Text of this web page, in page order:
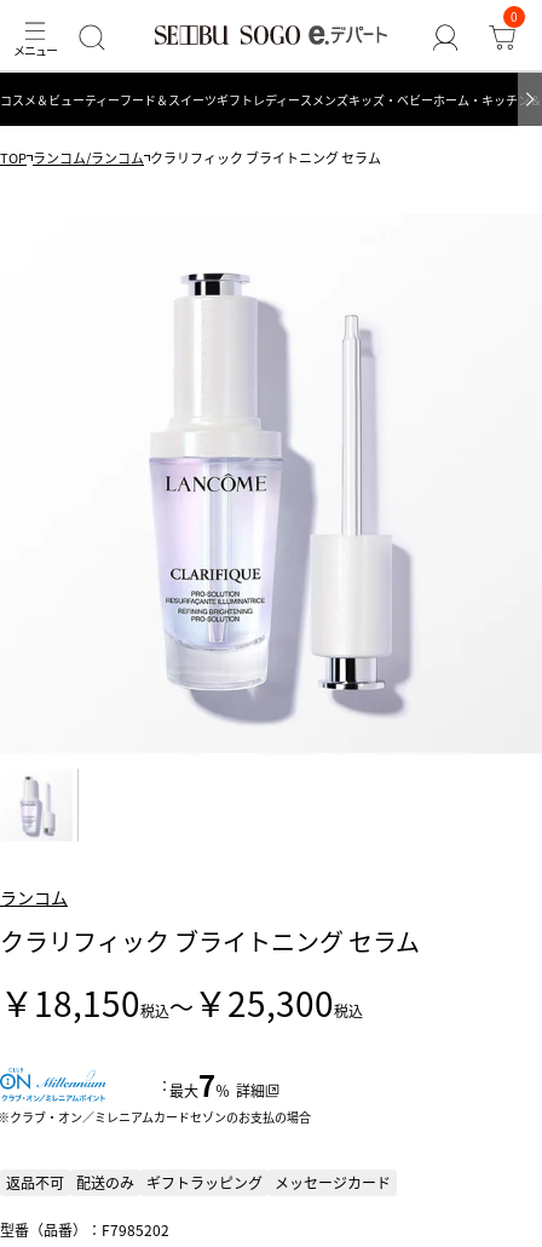
0
コスメ＆ビューティーフード＆スイーツギフト レディース メンズキッズ・ベビーホーム・キッチン
TOP ランコム/ランコム クラリフィック ブライトニング セラム
ランコム
クラリフィック ブライトニング セラム
￥18,150税込～ ￥25,300税込
：最大7％ 詳細
クラブ・オン／ミレニアムカードセゾンのお支払の場合
返品不可 配送のみ ギフトラッピング メッセージカード
型番（品番）：F7985202